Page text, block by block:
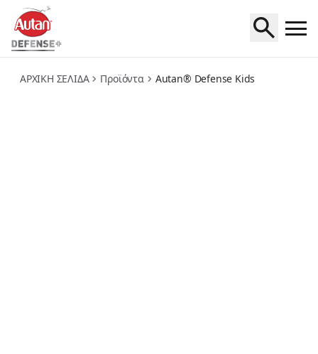
defense-kids
ΑΡΧΙΚΗ ΣΕΛΙΔΑ Προϊόντα Autan® Defense Kids